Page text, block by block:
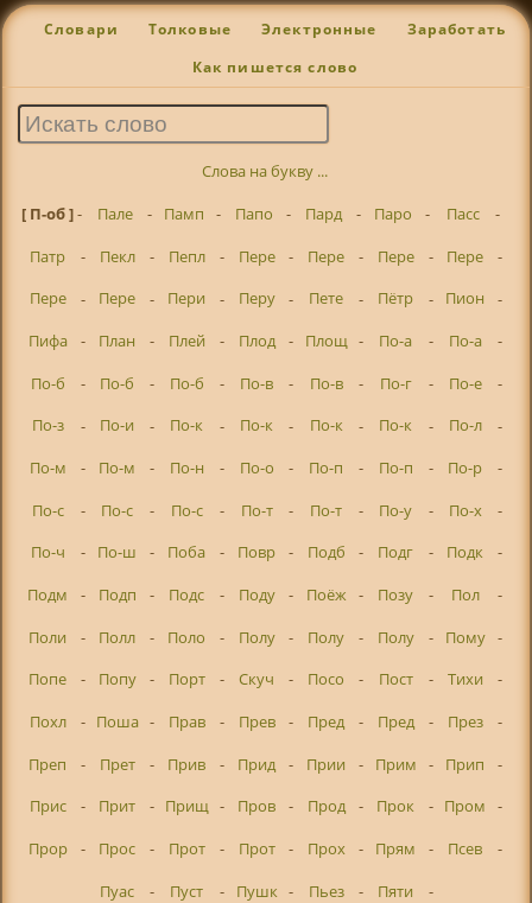
Словари Толковые Электронные Заработать
Как пишется слово
Слова на букву ...
[ П-об ]- Пале - Памп - Папо - Пард - Паро - Пасс
-
Патр
- Пекл - Пепл - Пере - Пере - Пере - Пере
-
Пере
- Пере - Пери - Перу - Пете - Пётр - Пион
-
Пифа
- План - Плей - Плод - Площ - По-а - По-а
-
По-б
- По-б - По-б - По-в - По-в - По-г - По-е
-
По-з
- По-и - По-к - По-к - По-к - По-к - По-л
-
По-м
- По-м - По-н - По-о - По-п - По-п - По-р
-
По-с
- По-с - По-с - По-т - По-т - По-у - По-х
-
По-ч
- По-ш - Поба - Повр - Подб - Подг - Подк
-
Подм
- Подп - Подс - Поду - Поёж - Позу - Пол
-
Поли
- Полл - Поло - Полу - Полу - Полу - Пому -
Попе
- Попу - Порт - Скуч - Посо - Пост - Тихи
-
Похл
- Поша - Прав - Прев - Пред - Пред - През
-
Преп
- Прет - Прив - Прид - Прии - Прим - Прип
-
Прис
- Прит - Прищ - Пров - Прод - Прок - Пром
-
Прор
- Прос - Прот - Прот - Прох - Прям - Псев
-
Пуас
- Пуст - Пушк - Пьез - Пяти -